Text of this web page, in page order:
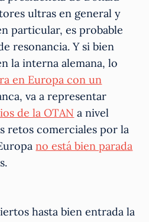
ultras en general y
particular, es probable
resonancia. Y si bien
la interna alemana, lo
en Europa con un
va a representar
de la OTAN a nivel
retos comerciales por la
no está bien parada
hasta bien entrada la